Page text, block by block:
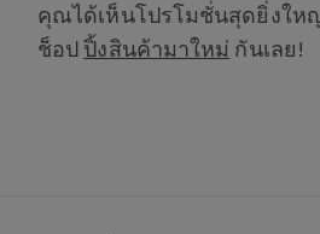
คุณได้เห็นโปรโมชั่นสุดยิ่งให
ช็อปปิ้งสินค้ามาใหม่ กันเลย!